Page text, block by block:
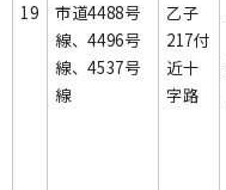
19
市道4488号
線、4496号
線、4537号
線
乙子
217付
近十
字路